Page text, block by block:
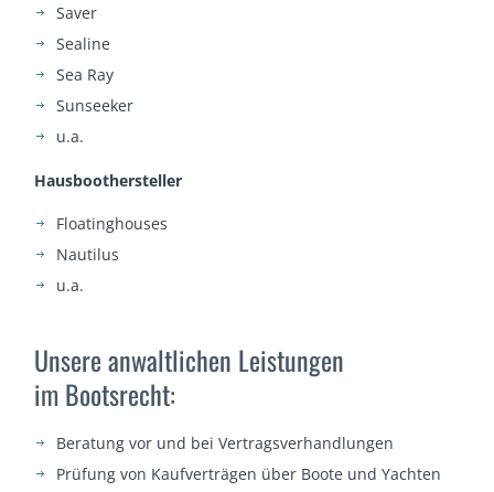
Saver
Sealine
Sea Ray
Sunseeker
u.a.
Hausboothersteller
Floatinghouses
Nautilus
u.a.
Unsere anwaltlichen Leistungen
im Bootsrecht:
Beratung vor und bei Vertragsverhandlungen
Prüfung von Kaufverträgen über Boote und Yachten